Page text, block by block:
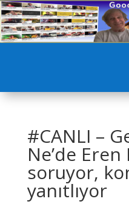
#CANLI –
Ne’de
soruyor,
yanıtlıyor